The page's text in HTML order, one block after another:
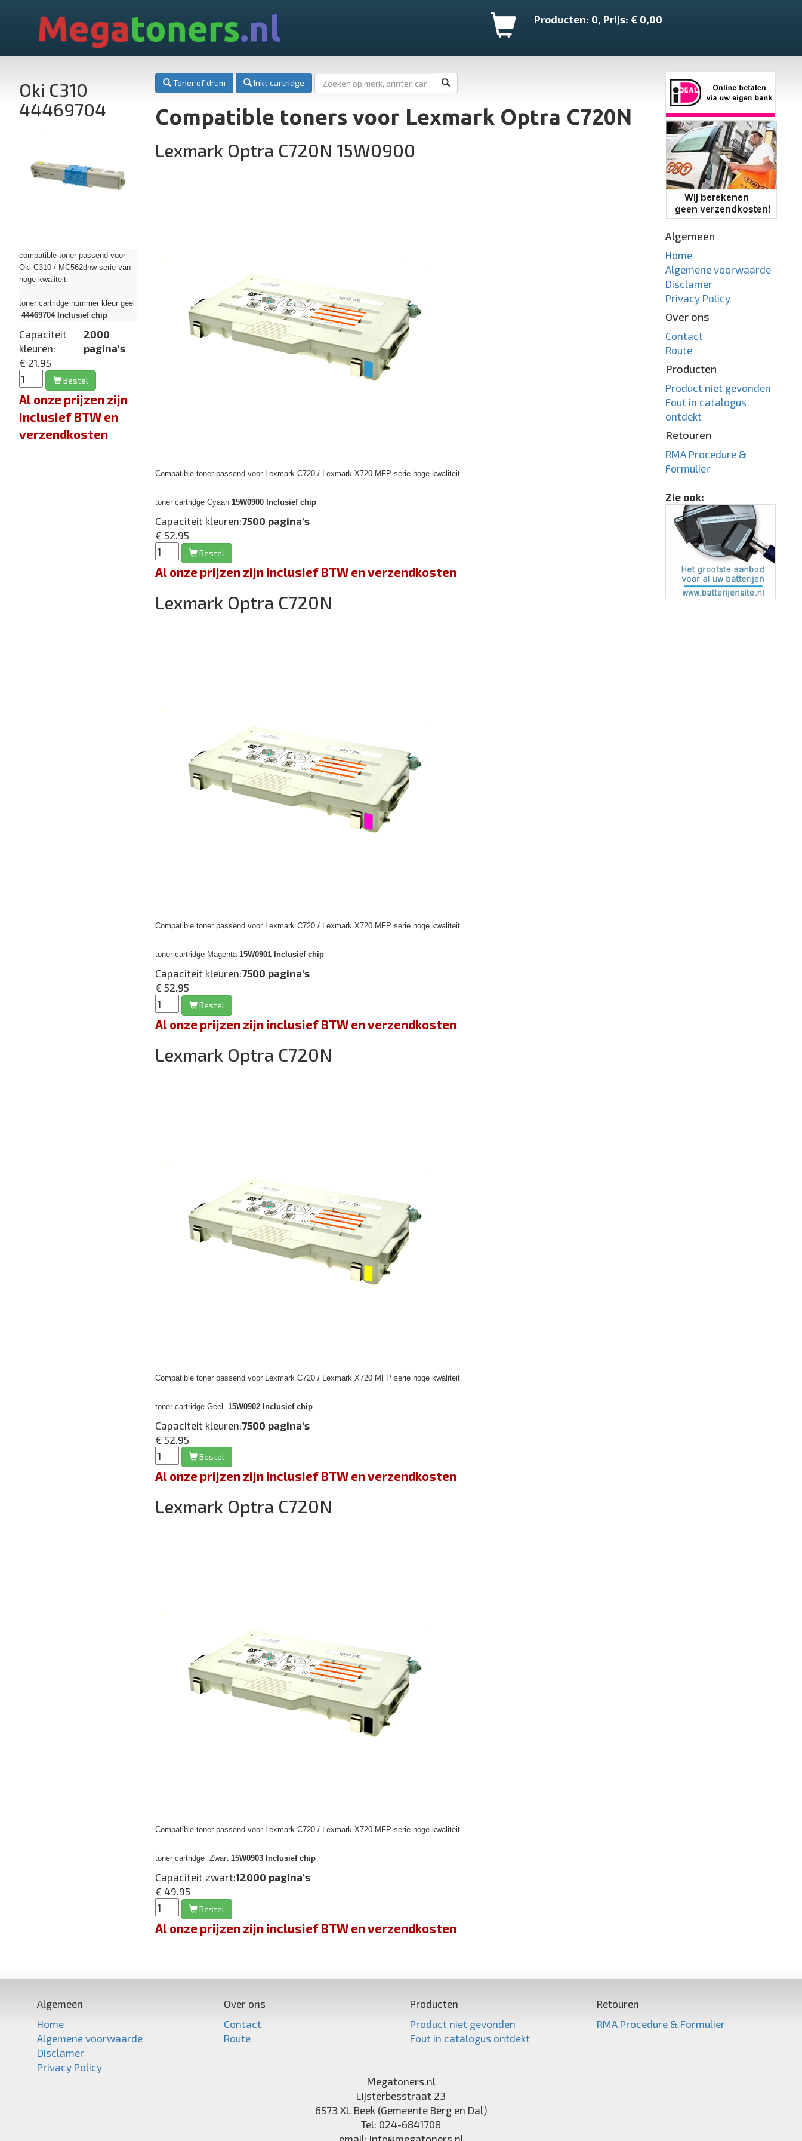
Megatoners.nl Producten: 0, Prijs: € 0,00
Oki C310
44469704
compatible toner passend voor
Oki C310 / MC562dnw serie van
hoge kwaliteit.
toner cartridge nummer kleur geel
44469704Inclusief chip
Capaciteit
kleuren:
2000
pagina's
€ 21.95
Bestel
Al onze prijzen zijn
inclusief BTW en
verzendkosten
Toner of drum Inkt cartridge
Compatible toners voor Lexmark Optra C720N
Lexmark Optra C720N 15W0900
Compatible toner passend voor Lexmark C720 / Lexmark X720 MFP serie hoge kwaliteit
toner cartridge Cyaan15W0900 Inclusief chip
Capaciteit kleuren:7500 pagina's
€ 52.95
Bestel
Al onze prijzen zijn inclusief BTW en verzendkosten
Lexmark Optra C720N
Compatible toner passend voor Lexmark C720 / Lexmark X720 MFP serie hoge kwaliteit
toner cartridge Magenta 15W0901 Inclusief chip
Capaciteit kleuren:7500 pagina's
€ 52.95
Bestel
Al onze prijzen zijn inclusief BTW en verzendkosten
Lexmark Optra C720N
Compatible toner passend voor Lexmark C720 / Lexmark X720 MFP serie hoge kwaliteit
toner cartridge Geel 15W0902 Inclusief chip
Capaciteit kleuren:7500 pagina's
€ 52.95
Bestel
Al onze prijzen zijn inclusief BTW en verzendkosten
Lexmark Optra C720N
Compatible toner passend voor Lexmark C720 / Lexmark X720 MFP serie hoge kwaliteit
toner cartridge Zwart15W0903 Inclusief chip
Capaciteit zwart:12000 pagina's
€ 49.95
Bestel
Al onze prijzen zijn inclusief BTW en verzendkosten
Algemeen
Home
Algemene voorwaarde
Disclamer
Privacy Policy
Over ons
Contact
Route
Producten
Product niet gevonden
Fout in catalogus
ontdekt
Retouren
RMA Procedure &
Formulier
Zie ook:
Algemeen
Home
Algemene voorwaarde
Disclamer
Privacy Policy
Over ons
Contact
Route
Producten
Product niet gevonden
Fout in catalogus ontdekt
Retouren
RMA Procedure & Formulier
Megatoners.nl
Lijsterbesstraat 23
6573 XL Beek (Gemeente Berg en Dal)
Tel: 024-6841708